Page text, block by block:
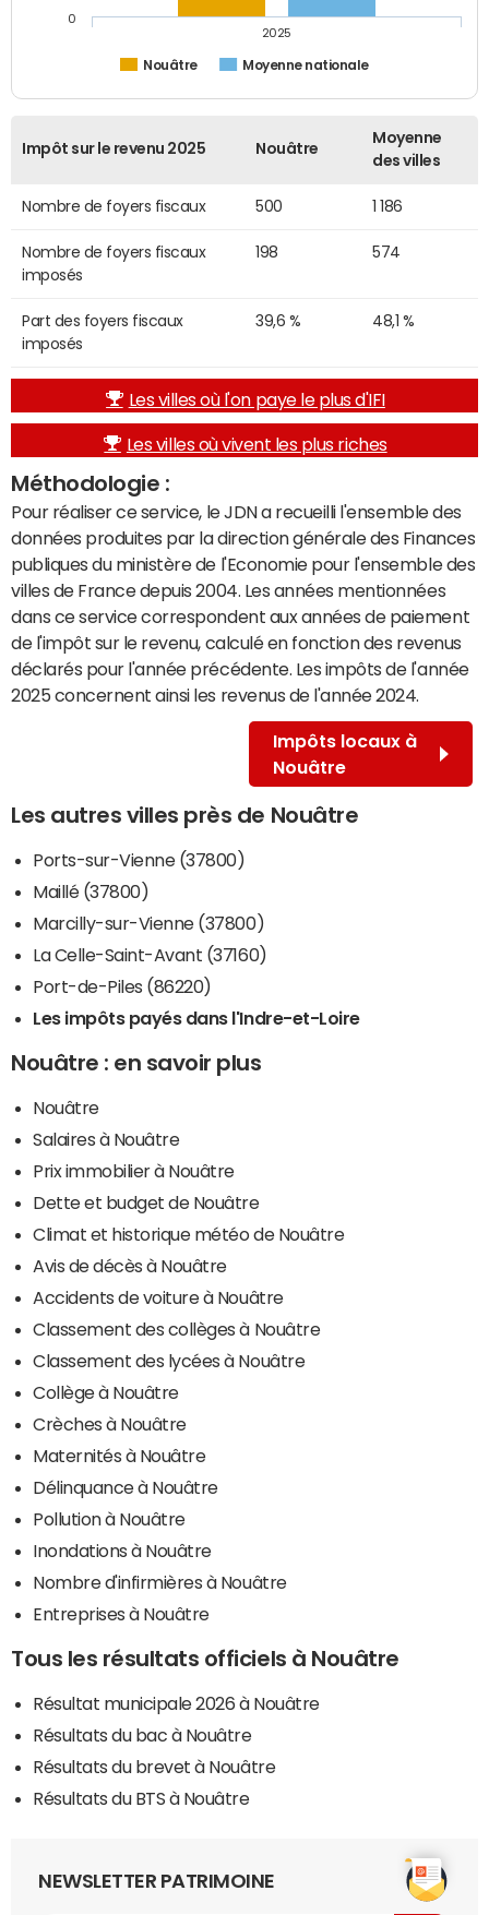
Nouâtre Moyenne nationale
2025
0
Impôt sur le revenu 2025 Nouâtre
Moyenne
des villes
Nombre de foyers fiscaux 500 1 186
Nombre de foyers fiscaux
imposés
198 574
Part des foyers fiscaux
imposés
39,6 % 48,1 %
Les villes où l'on paye le plus d'IFI
Les villes où vivent les plus riches
Méthodologie :
Pour réaliser ce service, le JDN a recueilli l'ensemble des
données produites par la direction générale des Finances
publiques du ministère de l'Economie pour l'ensemble des
villes de France depuis 2004. Les années mentionnées
dans ce service correspondent aux années de paiement
de l'impôt sur le revenu, calculé en fonction des revenus
déclarés pour l'année précédente. Les impôts de l'année
2025 concernent ainsi les revenus de l'année 2024.
Impôts locaux à
Nouâtre
Les autres villes près de Nouâtre
Ports-sur-Vienne (37800)
Maillé (37800)
Marcilly-sur-Vienne (37800)
La Celle-Saint-Avant (37160)
Port-de-Piles (86220)
Les impôts payés dans l'Indre-et-Loire
Nouâtre : en savoir plus
Nouâtre
Salaires à Nouâtre
Prix immobilier à Nouâtre
Dette et budget de Nouâtre
Climat et historique météo de Nouâtre
Avis de décès à Nouâtre
Accidents de voiture à Nouâtre
Classement des collèges à Nouâtre
Classement des lycées à Nouâtre
Collège à Nouâtre
Crèches à Nouâtre
Maternités à Nouâtre
Délinquance à Nouâtre
Pollution à Nouâtre
Inondations à Nouâtre
Nombre d'infirmières à Nouâtre
Entreprises à Nouâtre
Tous les résultats officiels à Nouâtre
Résultat municipale 2026 à Nouâtre
Résultats du bac à Nouâtre
Résultats du brevet à Nouâtre
Résultats du BTS à Nouâtre
NEWSLETTER PATRIMOINE